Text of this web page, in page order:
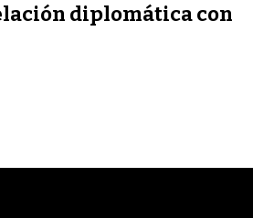
diplomática con